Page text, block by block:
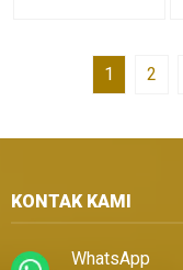
1 2
KONTAK KAMI
WhatsApp